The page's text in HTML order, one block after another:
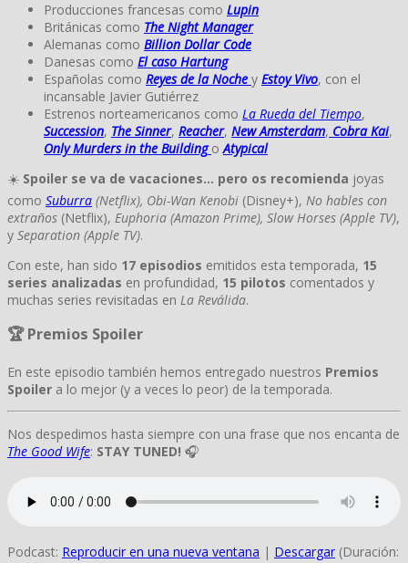
Producciones francesas como Lupin
Británicas como The Night Manager
Alemanas como Billion Dollar Code
Danesas como El caso Hartung
Españolas como Reyes de la Noche y Estoy Vivo, con el
incansable Javier Gutiérrez
Estrenos norteamericanos como La Rueda del Tiempo,
Succession, The Sinner, Reacher, New Amsterdam, Cobra Kai,
Only Murders in the Building oAtypical
☀️ Spoiler se va de vacaciones… pero os recomienda joyas
como Suburra (Netflix), Obi-Wan Kenobi (Disney+), No hables con
extraños (Netflix), Euphoria (Amazon Prime), Slow Horses (Apple TV),
y Separation (Apple TV).
Con este, han sido 17 episodios emitidos esta temporada, 15
series analizadas en profundidad, 15 pilotos comentados y
muchas series revisitadas en La Reválida.
🏆 Premios Spoiler
En este episodio también hemos entregado nuestros Premios
Spoiler a lo mejor (y a veces lo peor) de la temporada.
Nos despedimos hasta siempre con una frase que nos encanta de
The Good Wife: STAY TUNED! 🎧
Podcast: Reproducir en una nueva ventana | Descargar (Duración: